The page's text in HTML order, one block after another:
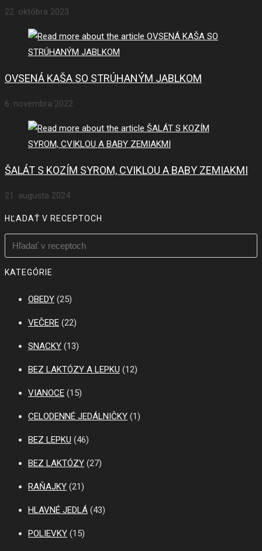
22. októbra 2023
OVSENÁ KAŠA SO STRÚHANÝM JABLKOM
6. novembra 2022
ŠALÁT S KOZÍM SYROM, CVIKLOU A BABY ZEMIAKMI
21. augusta 2024
HĽADAŤ V RECEPTOCH
KATEGÓRIE
OBEDY (25)
VEČERE (22)
SNACKY (13)
BEZ LAKTÓZY A LEPKU (12)
VIANOCE (15)
CELODENNÉ JEDÁLNIČKY (1)
BEZ LEPKU (46)
BEZ LAKTÓZY (27)
RAŇAJKY (21)
HLAVNÉ JEDLÁ (43)
POLIEVKY (15)